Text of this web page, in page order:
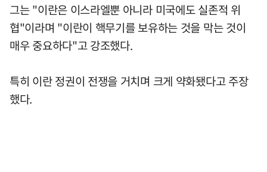
그는 "이란은 이스라엘뿐 아니라 미국에도 실존적 위
협"이라며 "이란이 핵무기를 보유하는 것을 막는 것이
매우 중요하다"고 강조했다.
특히 이란 정권이 전쟁을 거치며 크게 약화됐다고 주장
했다.